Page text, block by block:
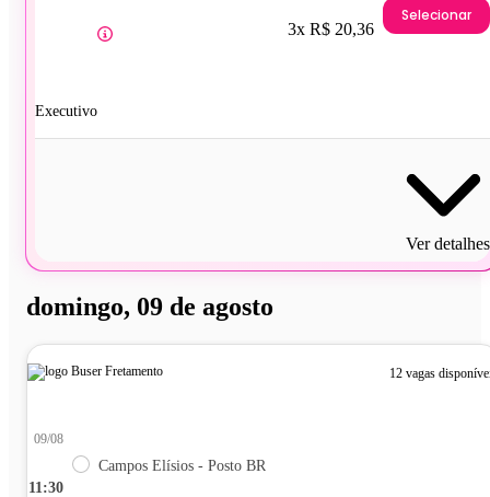
Executivo
3x R$ 20,36
Selecionar
Ver detalhes
domingo, 09 de agosto
12 vagas
11:30
09/08
Campos Elísios - Posto BR